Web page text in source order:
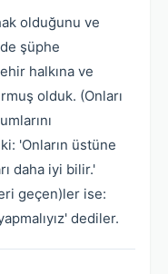
olduğunu ve
şüphe
halkına ve
olduk. (Onları
'Onların üstüne
daha iyi bilir.'
geçen)ler ise:
dediler.